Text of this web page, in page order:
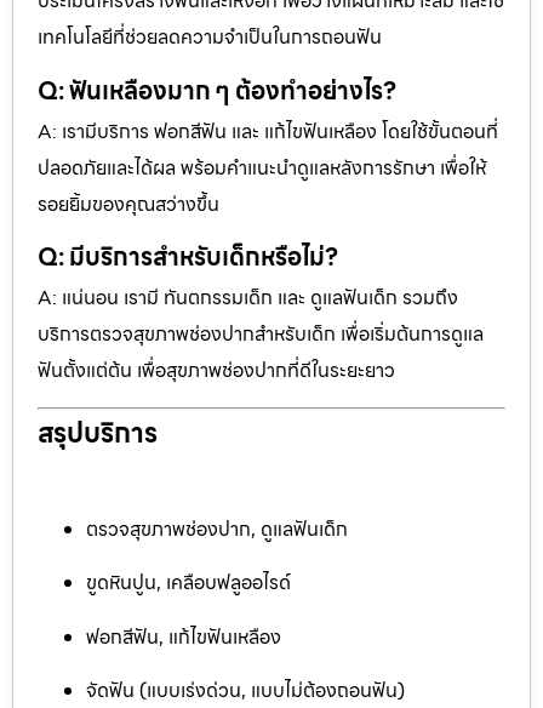
เทคโนโลยีที่ช่วยลดความจำเป็นในการถอนฟัน
Q: ฟันเหลืองมาก ๆ ต้องทำอย่างไร?
A: เรามีบริการ ฟอกสีฟัน และ แก้ไขฟันเหลือง โดยใช้ขั้นตอนที่
ปลอดภัยและได้ผล พร้อมคำแนะนำดูแลหลังการรักษา เพื่อให้
รอยยิ้มของคุณสว่างขึ้น
Q: มีบริการสำหรับเด็กหรือไม่?
A: แน่นอน เรามี ทันตกรรมเด็ก และ ดูแลฟันเด็ก รวมถึง
บริการตรวจสุขภาพช่องปากสำหรับเด็ก เพื่อเริ่มต้นการดูแล
ฟันตั้งแต่ต้น เพื่อสุขภาพช่องปากที่ดีในระยะยาว
สรุปบริการ
ตรวจสุขภาพช่องปาก, ดูแลฟันเด็ก
ขูดหินปูน, เคลือบฟลูออไรด์
ฟอกสีฟัน, แก้ไขฟันเหลือง
จัดฟัน (แบบเร่งด่วน, แบบไม่ต้องถอนฟัน)